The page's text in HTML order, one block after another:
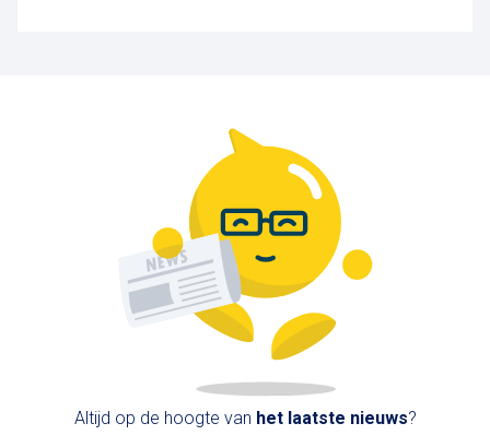
Beschikbaar
Altijd op de hoogte van het laatste nieuws?